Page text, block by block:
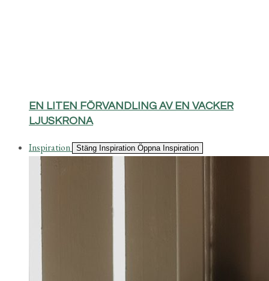
EN LITEN FÖRVANDLING AV EN VACKER
LJUSKRONA
Inspiration Stäng Inspiration Öppna Inspiration